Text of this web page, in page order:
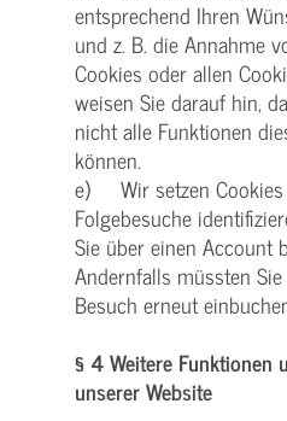
entsprechend Ihren
und z. B. die Annahme
Cookies oder allen
weisen Sie darauf hin,
nicht alle Funktionen
können.
e) Wir setzen Cookies
Folgebesuche
Sie über einen Account
Andernfalls müssten
Besuch erneut
§ 4 Weitere Funktionen
unserer Website